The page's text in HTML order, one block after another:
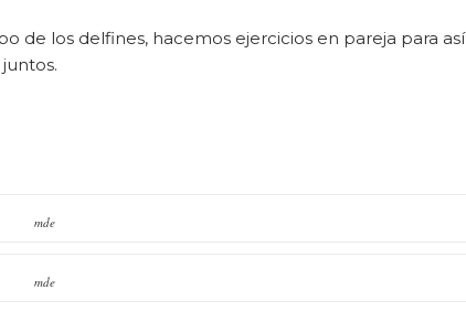
de los delfines, hacemos ejercicios en pareja para así
mde
mde